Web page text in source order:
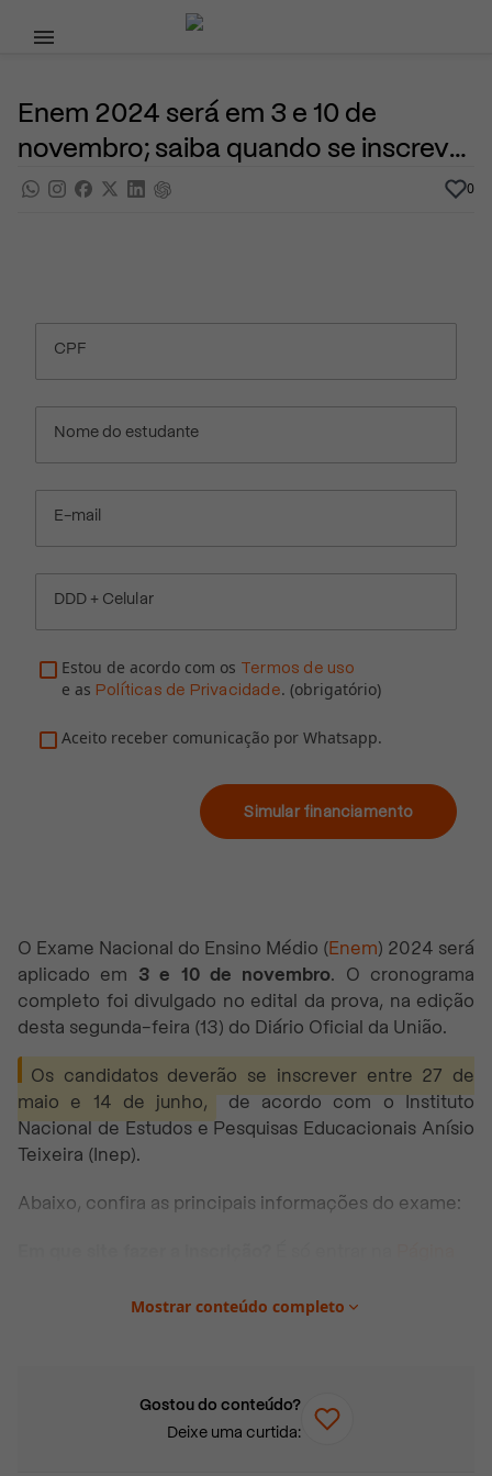
Pular para o conteúdo principal
Enem 2024 será em 3 e 10 de
novembro; saiba quando se inscrever
e veja todas as datas
0
CPF
Nome do estudante
E-mail
DDD + Celular
Estou de acordo com os Termos de uso
e as Políticas de Privacidade. (obrigatório)
Aceito receber comunicação por Whatsapp.
Simular financiamento
O Exame Nacional do Ensino Médio (Enem) 2024 será
aplicado em 3 e 10 de novembro. O cronograma
completo foi divulgado no edital da prova, na edição
desta segunda-feira (13) do Diário Oficial da União.
Os candidatos deverão se inscrever entre 27 de
maio e 14 de junho,
de acordo com o Instituto
Nacional de Estudos e Pesquisas Educacionais Anísio
Teixeira (Inep).
Abaixo, confira as principais informações do exame:
Qual é o valor da taxa de inscrição?Ela custa R$ 85 e
Quais as formas de pagamento?A taxa deve ser paga
Mostrar conteúdo completo
Gostou do conteúdo?
Deixe uma curtida: